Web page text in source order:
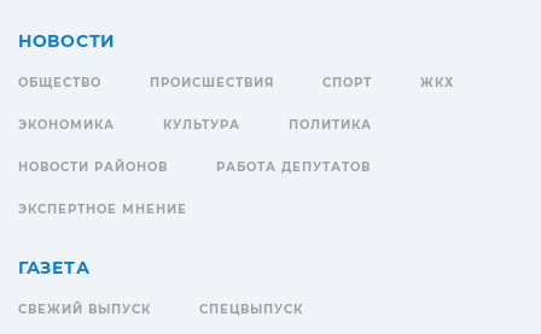
НОВОСТИ
ОБЩЕСТВО ПРОИСШЕСТВИЯ СПОРТ ЖКХ
ЭКОНОМИКА КУЛЬТУРА ПОЛИТИКА
НОВОСТИ РАЙОНОВ РАБОТА ДЕПУТАТОВ
ЭКСПЕРТНОЕ МНЕНИЕ
ГАЗЕТА
СВЕЖИЙ ВЫПУСК СПЕЦВЫПУСК